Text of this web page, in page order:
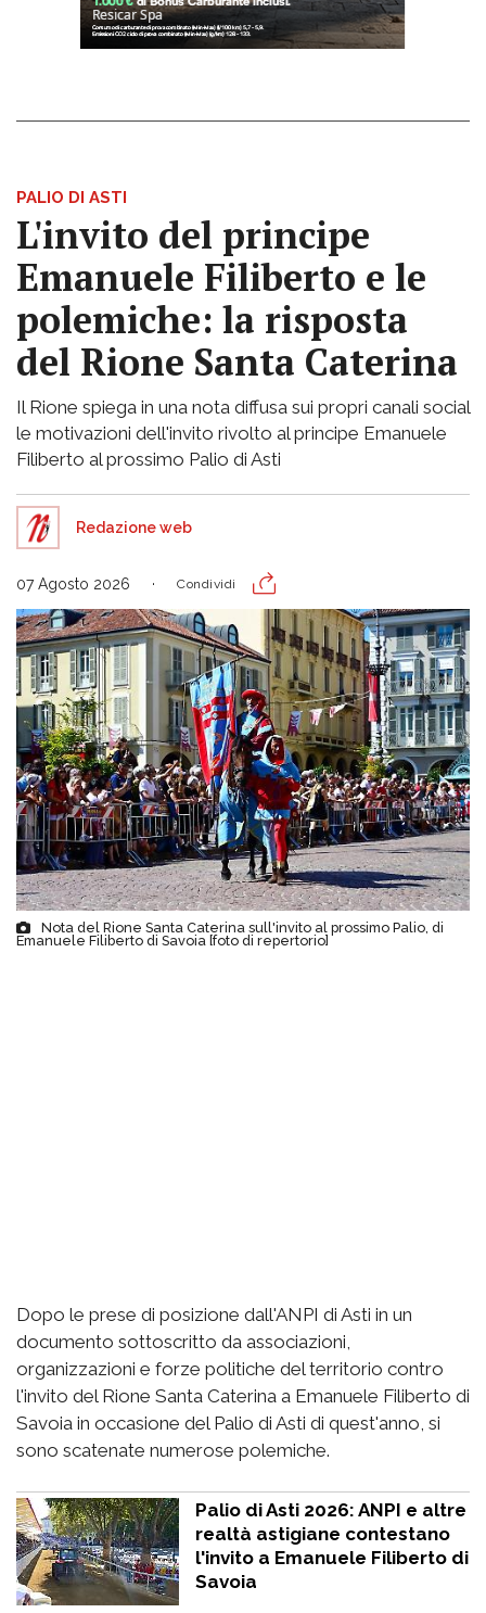
PALIO DI ASTI
L'invito del principe
Emanuele Filiberto e le
polemiche: la risposta
del Rione Santa Caterina
Il Rione spiega in una nota diffusa sui propri canali social
le motivazioni dell'invito rivolto al principe Emanuele
Filiberto al prossimo Palio di Asti
Redazione web
07 Agosto 2026 Condividi
Nota del Rione Santa Caterina sull'invito al prossimo Palio, di
Emanuele Filiberto di Savoia [foto di repertorio]
Dopo le prese di posizione dall'ANPI di Asti in un
documento sottoscritto da associazioni,
organizzazioni e forze politiche del territorio contro
l'invito del Rione Santa Caterina a Emanuele Filiberto di
Savoia in occasione del Palio di Asti di quest'anno, si
sono scatenate numerose polemiche.
Palio di Asti 2026: ANPI e altre
realtà astigiane contestano
l'invito a Emanuele Filiberto di
Savoia